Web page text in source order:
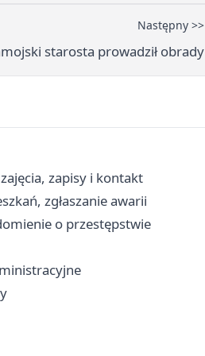
Następny >>
starosta prowadził obrady
zapisy i kontakt
zgłaszanie awarii
o przestępstwie